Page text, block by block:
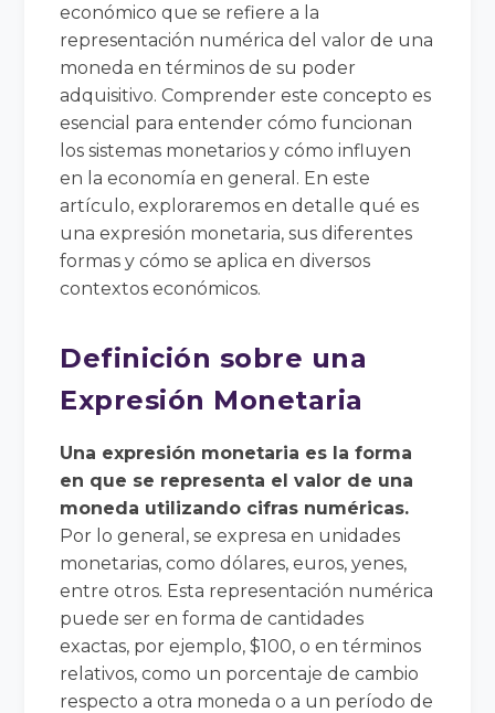
económico que se refiere a la
representación numérica del valor de una
moneda en términos de su poder
adquisitivo. Comprender este concepto es
esencial para entender cómo funcionan
los sistemas monetarios y cómo influyen
en la economía en general. En este
artículo, exploraremos en detalle qué es
una expresión monetaria, sus diferentes
formas y cómo se aplica en diversos
contextos económicos.
Definición sobre una
Expresión Monetaria
Una expresión monetaria es la forma
en que se representa el valor de una
moneda utilizando cifras numéricas.
Por lo general, se expresa en unidades
monetarias, como dólares, euros, yenes,
entre otros. Esta representación numérica
puede ser en forma de cantidades
exactas, por ejemplo, $100, o en términos
relativos, como un porcentaje de cambio
respecto a otra moneda o a un período de